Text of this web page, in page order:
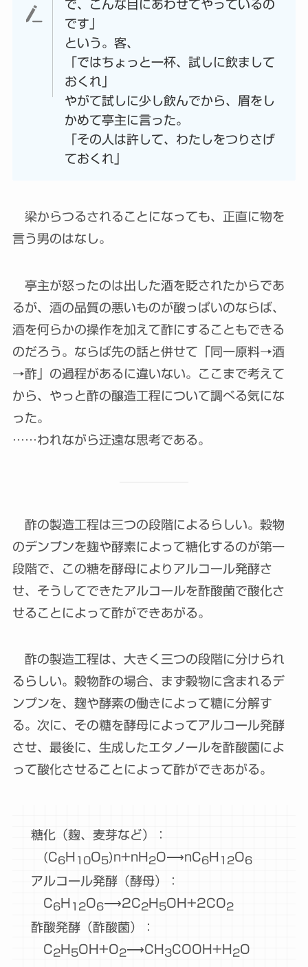
で、こんな目にあわせてやっているの
です」
という。客、
「ではちょっと一杯、試しに飲まして
おくれ」
やがて試しに少し飲んでから、眉をし
かめて亭主に言った。
「その人は許して、わたしをつりさげ
ておくれ」
梁からつるされることになっても、正直に物を
言う男のはなし。
亭主が怒ったのは出した酒を貶されたからであ
るが、酒の品質の悪いものが酸っぱいのならば、
酒を何らかの操作を加えて酢にすることもできる
のだろう。ならば先の話と併せて「同一原料→酒
→酢」の過程があるに違いない。ここまで考えて
から、やっと酢の醸造工程について調べる気にな
った。
……われながら迂遠な思考である。
酢の製造工程は三つの段階によるらしい。穀物
のデンプンを麹や酵素によって糖化するのが第一
段階で、この糖を酵母によりアルコール発酵さ
せ、そうしてできたアルコールを酢酸菌で酸化さ
せることによって酢ができあがる。
酢の製造工程は、大きく三つの段階に分けられ
るらしい。穀物酢の場合、まず穀物に含まれるデ
ンプンを、麹や酵素の働きによって糖に分解す
る。次に、その糖を酵母によってアルコール発酵
させ、最後に、生成したエタノールを酢酸菌によ
って酸化させることによって酢ができあがる。
糖化（麹、麦芽など）：
(C6 ​H 10​O5​)n​+nH 2​O⟶nC6 ​H 12​O6​
アルコール発酵（酵母）：
C6 ​H 12​O6​⟶2C2​H 5​OH+2CO2​
酢酸発酵（酢酸菌）：
C2​H 5​OH+O2​⟶CH 3​COOH+H 2​O